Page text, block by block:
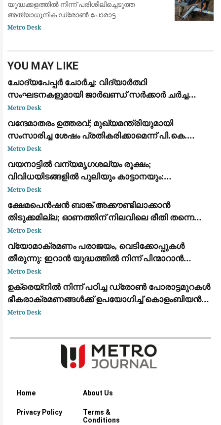
യുദ്ധക്കളത്തിൽ നിന്ന് പരിശീലിച്ചെടുത്ത
അത്യാധുനിക ഡ്രോൺ പോരാട്ട
സാങ്കേതികവിദ്യകൾ കൊളംബിയയിലെ ലഹരി
Metro Desk
YOU MAY LIKE
ചോദ്യപേപ്പർ ചോർച്ച: വിദ്യാർത്ഥി
സംഘടനകളുമായി ജാർഖണ്ഡ് സർക്കാർ ചർച്ച
നടത്തി; സമരം തുടരുമെന്ന് ഉദ്യോഗാർത്ഥികൾ
Metro Desk
വന്ദേമാതരം ഉത്തരവ്; മുഖ്യമന്ത്രിയുമായി
സംസാരിച്ച ശേഷം പ്രതികരിക്കാമെന്ന് പി.കെ.
കുഞ്ഞാലിക്കുട്ടി: നിലപാടിൽ മാറ്റമില്ല
Metro Desk
വയനാട്ടിൽ വന്യമൃഗശല്യം രൂക്ഷം;
വിവിധയിടങ്ങളിൽ പുലിയും കാട്ടാനയും:
ആശങ്കയിൽ ജനങ്ങൾ
Metro Desk
ക്ഷേമപെൻഷൻ ബാങ്ക് അക്കൗണ്ടിലാക്കാൻ
തിടുക്കമില്ല; ഓണത്തിന് നിലവിലെ രീതി തന്നെ
തുടരും
Metro Desk
വ്യോമാക്രമണം പരാജയം, വെടിക്കോപ്പുകൾ
തീരുന്നു: ഇറാൻ യുദ്ധത്തിൽ നിന്ന് പിന്മാറാൻ
വഴിതേടി അമേരിക്കൻ സൈനിക നേതൃത്വം
Metro Desk
ഉക്രെയ്നിൽ നിന്ന് പഠിച്ച ഡ്രോൺ പോരാട്ടമുറകൾ
ഭീകരാക്രമണങ്ങൾക്ക് ഉപയോഗിച്ച് കൊളംബിയൻ
ലഹരി കാർട്ടലുകൾ
Metro Desk
Home About Us
Privacy Policy
Terms &
Conditions